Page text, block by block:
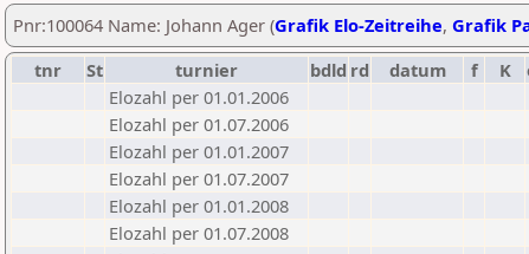
Pnr:100064 Name: Johann Ager (Grafik Elo-Zeitreihe, Grafik
tnr
St turnier bdld rd datum f K
Elozahl per 01.01.2006
Elozahl per 01.07.2006
Elozahl per 01.01.2007
Elozahl per 01.07.2007
Elozahl per 01.01.2008
Elozahl per 01.07.2008